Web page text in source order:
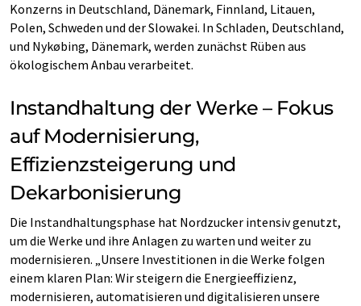
Konzerns in Deutschland, Dänemark, Finnland, Litauen,
Polen, Schweden und der Slowakei. In Schladen, Deutschland,
und Nykøbing, Dänemark, werden zunächst Rüben aus
ökologischem Anbau verarbeitet.
Instandhaltung der Werke – Fokus
auf Modernisierung,
Effizienzsteigerung und
Dekarbonisierung
Die Instandhaltungsphase hat Nordzucker intensiv genutzt,
um die Werke und ihre Anlagen zu warten und weiter zu
modernisieren. „Unsere Investitionen in die Werke folgen
einem klaren Plan: Wir steigern die Energieeffizienz,
modernisieren, automatisieren und digitalisieren unsere